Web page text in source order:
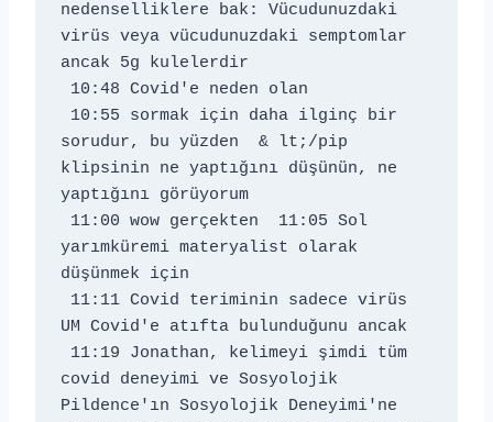
nedenselliklere bak: Vücudunuzdaki
virüs veya vücudunuzdaki semptomlar
ancak 5g kulelerdir
10:48 Covid'e neden olan
sorudur, bu yüzden
& lt;/pip
klipsinin ne yaptığını düşünün, ne
yaptığını görüyorum
11:00 wow gerçekten
11:05 Sol
yarımküremi materyalist olarak
düşünmek için
UM Covid'e atıfta bulunduğunu ancak
covid deneyimi ve Sosyolojik
Pildence'ın Sosyolojik Deneyimi'ne